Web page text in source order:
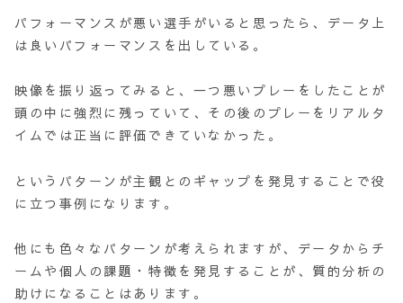
パフォーマンスが悪い選手がいると思ったら、データ上
は良いパフォーマンスを出している。
映像を振り返ってみると、一つ悪いプレーをしたことが
頭の中に強烈に残っていて、その後のプレーをリアルタ
イムでは正当に評価できていなかった。
というパターンが主観とのギャップを発見することで役
に立つ事例になります。
他にも色々なパターンが考えられますが、データからチ
ームや個人の課題・特徴を発見することが、質的分析の
助けになることはあります。